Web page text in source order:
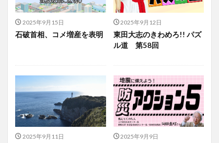
2025年9月15日
石破首相、コメ増産を表明
2025年9月12日
東田大志のきわめろ!! パズ
ル道 第58回
2025年9月11日 2025年9月9日